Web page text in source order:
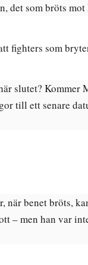
det som bröts
fighters som
slutet?
till ett senare
när benet bröts,
– men han var